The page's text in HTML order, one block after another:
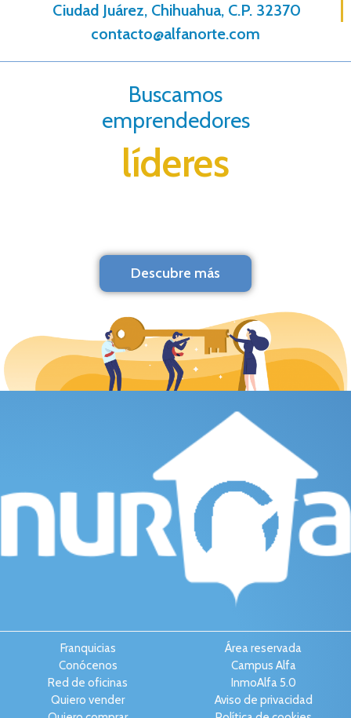
Ciudad Juárez, Chihuahua, C.P. 32370
contacto@alfanorte.com
Buscamos
emprendedores
líderes
Descubre más
Franquicias
Conócenos
Red de oficinas
Quiero vender
Área reservada
Campus Alfa
InmoAlfa 5.0
Aviso de privacidad